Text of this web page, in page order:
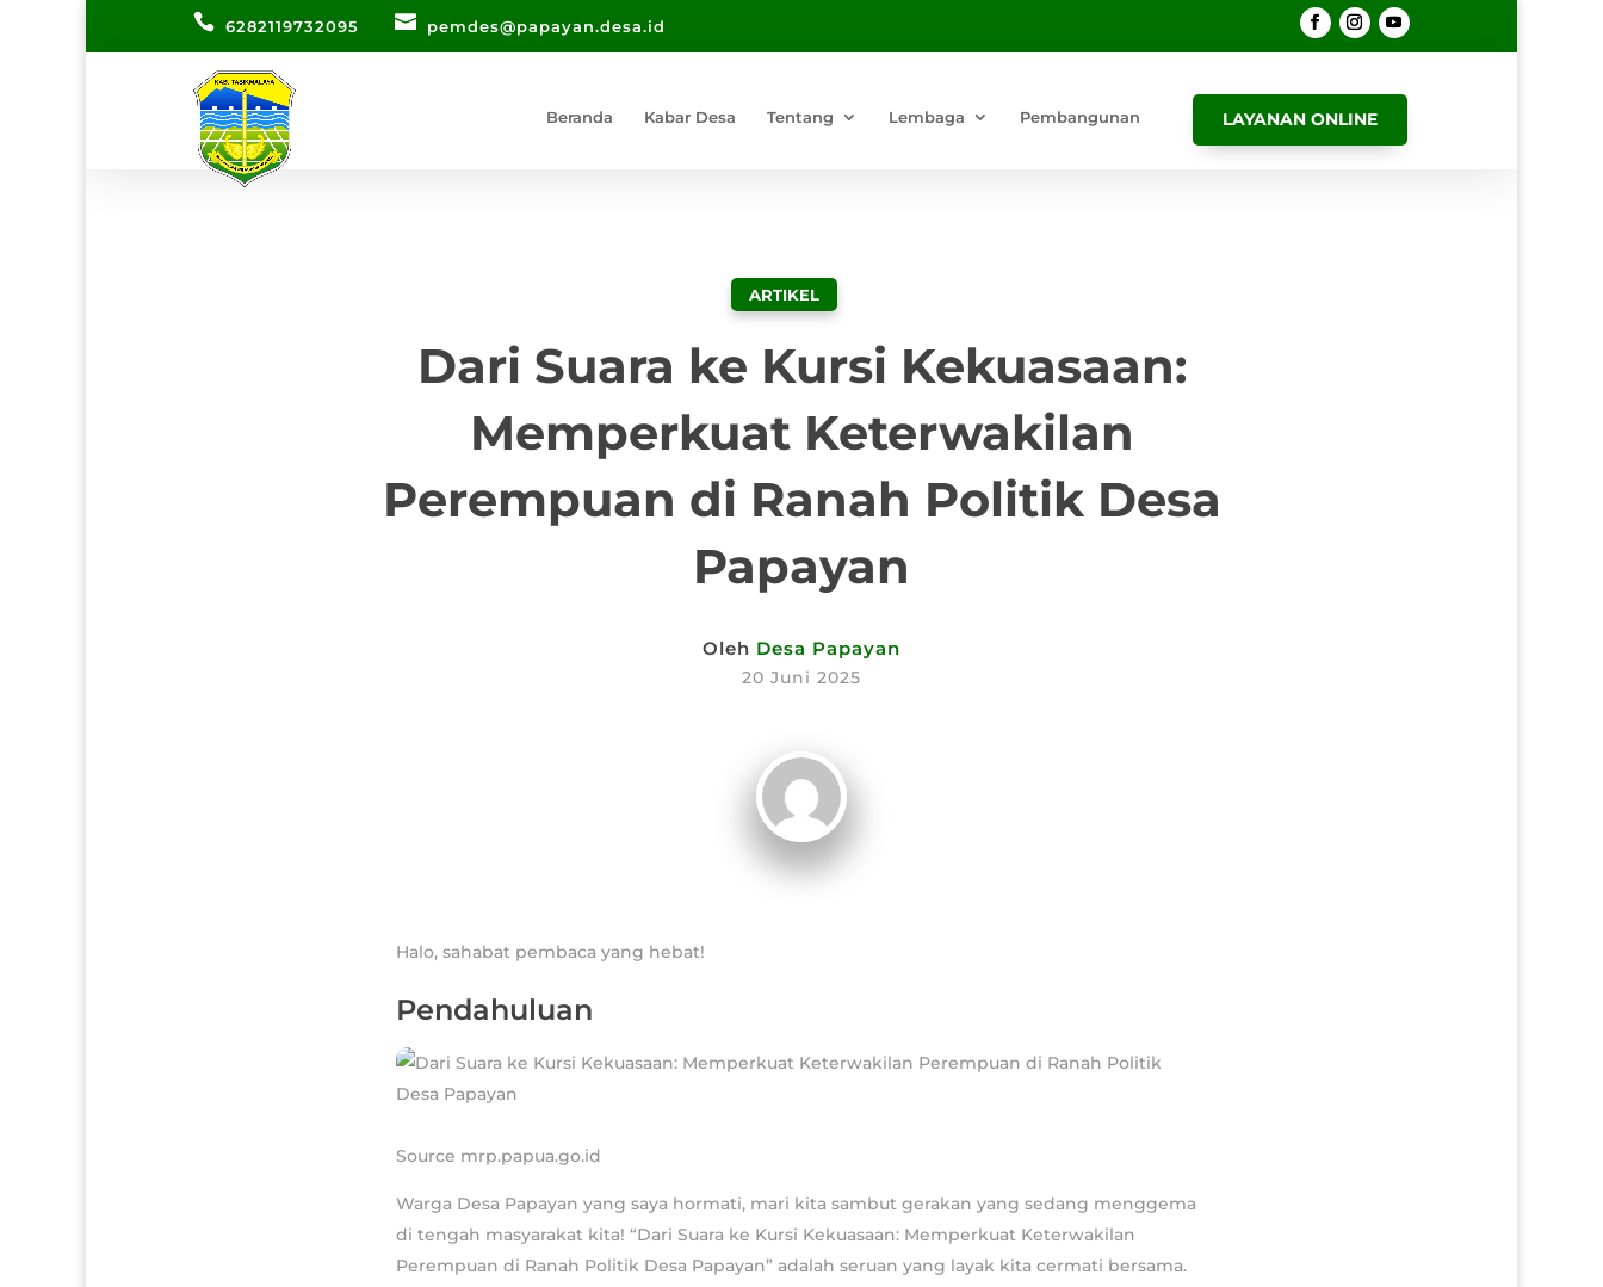
6282119732095 pemdes@papayan.desa.id
Beranda Kabar Desa Tentang Lembaga Pembangunan LAYANAN ONLINE
ARTIKEL
Dari Suara ke Kursi Kekuasaan:
Memperkuat Keterwakilan
Perempuan di Ranah Politik Desa
Papayan
Oleh Desa Papayan
20 Juni 2025
Halo, sahabat pembaca yang hebat!
Pendahuluan
Source mrp.papua.go.id
Warga Desa Papayan yang saya hormati, mari kita sambut gerakan yang sedang menggema
di tengah masyarakat kita! “Dari Suara ke Kursi Kekuasaan: Memperkuat Keterwakilan
Perempuan di Ranah Politik Desa Papayan” adalah seruan yang layak kita cermati bersama.